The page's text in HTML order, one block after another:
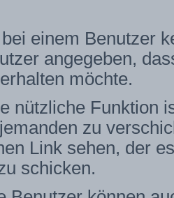
einem Benutzer
angegeben,
möchte.
nützliche Funktion
zu
Link sehen, der
schicken.